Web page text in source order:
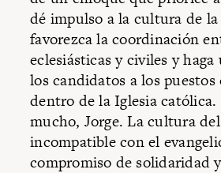
dé impulso a la cultura de
favorezca la coordinación
eclesiásticas y civiles y
los candidatos a los puestos
dentro de la Iglesia católica.
mucho, Jorge. La cultura
incompatible con el
compromiso de solidaridad